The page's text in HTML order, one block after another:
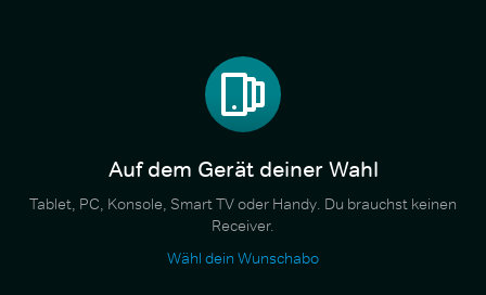
Auf dem Gerät deiner Wahl
Tablet, PC, Konsole, Smart TV oder Handy. Du brauchst keinen
Receiver.
Wähl dein Wunschabo